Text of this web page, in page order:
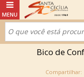
Bico de